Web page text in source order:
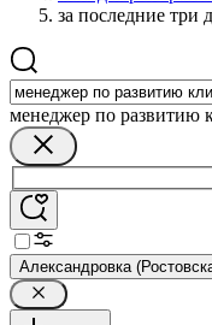
за последние три
менеджер по развитию
Александровка